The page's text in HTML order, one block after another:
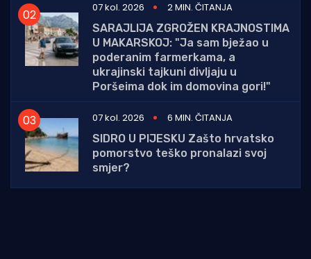
07 kol. 2026
2 MIN. ČITANJA
SARAJLIJA ZGROŽEN KRAJNOSTIMA
U MAKARSKOJ: "Ja sam bježao u
poderanim farmerkama, a
ukrajinski tajkuni divljaju u
Poršeima dok im domovina gori!"
07 kol. 2026
6 MIN. ČITANJA
SIDRO U PIJESKU Zašto hrvatsko
pomorstvo teško pronalazi svoj
smjer?